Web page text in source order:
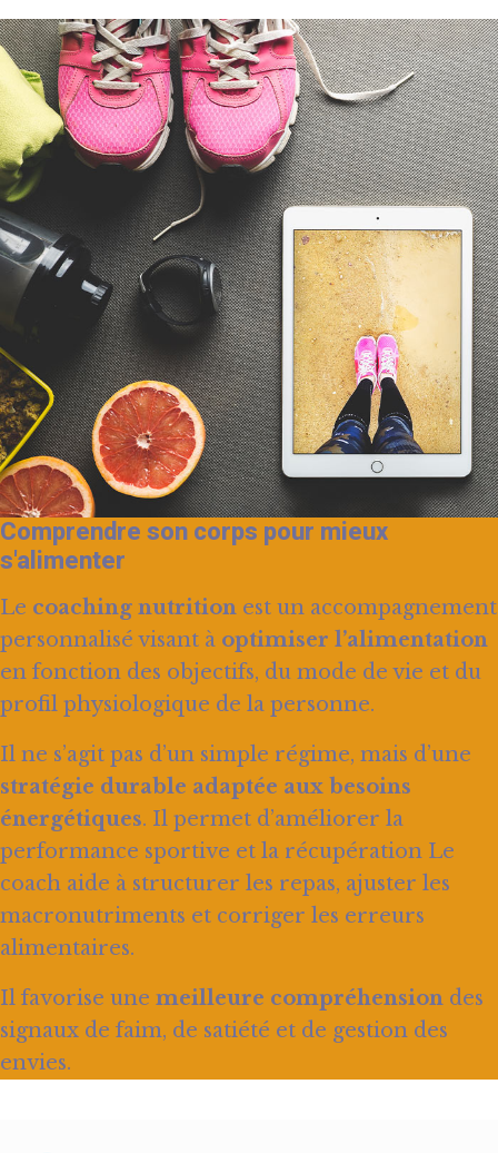
Comprendre son corps pour mieux
s'alimenter
Le coaching nutrition est un accompagnement
personnalisé visant à optimiser l’alimentation
en fonction des objectifs, du mode de vie et du
profil physiologique de la personne.
Il ne s’agit pas d’un simple régime, mais d’une
stratégie durable adaptée aux besoins
énergétiques. Il permet d’améliorer la
performance sportive et la récupération Le
coach aide à structurer les repas, ajuster les
macronutriments et corriger les erreurs
alimentaires.
Il favorise une meilleure compréhension des
signaux de faim, de satiété et de gestion des
envies.